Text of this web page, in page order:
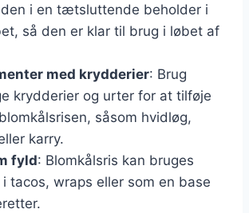
i en tætsluttende beholder i
så den er klar til brug i løbet af
med krydderier: Brug
krydderier og urter for at tilføje
såsom hvidløg,
karry.
fyld: Blomkålsris kan bruges
tacos, wraps eller som en base